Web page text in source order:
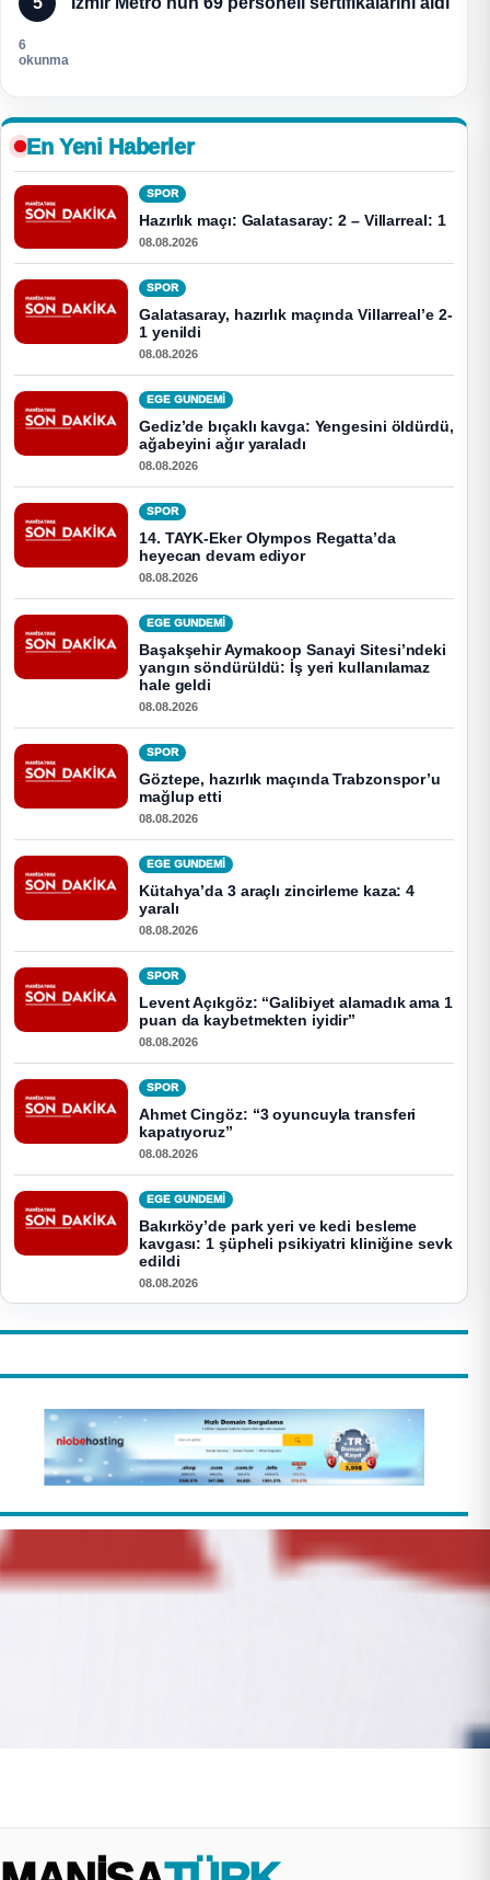
6
okunma
En Yeni Haberler
SPOR
Hazırlık maçı: Galatasaray: 2 – Villarreal: 1
08.08.2026
SPOR
Galatasaray, hazırlık maçında Villarreal’e 2-
1 yenildi
08.08.2026
EGE GUNDEMİ
Gediz’de bıçaklı kavga: Yengesini öldürdü,
ağabeyini ağır yaraladı
08.08.2026
SPOR
14. TAYK-Eker Olympos Regatta’da
heyecan devam ediyor
08.08.2026
EGE GUNDEMİ
Başakşehir Aymakoop Sanayi Sitesi’ndeki
yangın söndürüldü: İş yeri kullanılamaz
hale geldi
08.08.2026
SPOR
Göztepe, hazırlık maçında Trabzonspor’u
mağlup etti
08.08.2026
EGE GUNDEMİ
Kütahya’da 3 araçlı zincirleme kaza: 4
yaralı
08.08.2026
SPOR
Levent Açıkgöz: “Galibiyet alamadık ama 1
puan da kaybetmekten iyidir”
08.08.2026
SPOR
Ahmet Cingöz: “3 oyuncuyla transferi
kapatıyoruz”
08.08.2026
EGE GUNDEMİ
Bakırköy’de park yeri ve kedi besleme
kavgası: 1 şüpheli psikiyatri kliniğine sevk
edildi
08.08.2026